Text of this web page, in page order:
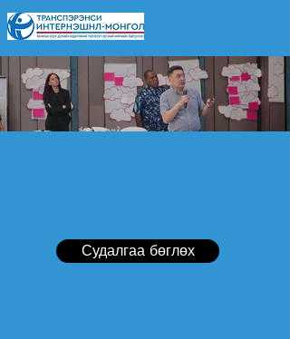
Судалгаа бөглөх